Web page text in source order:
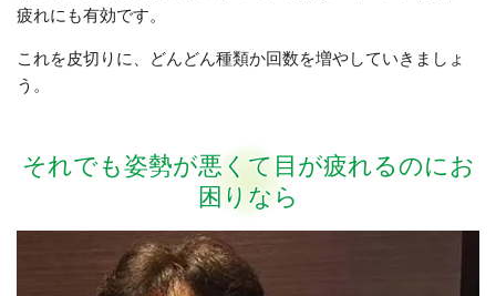
疲れにも有効です。
これを皮切りに、どんどん種類か回数を増やしていきましょ
う。
それでも姿勢が悪くて目が疲れるのにお
困りなら